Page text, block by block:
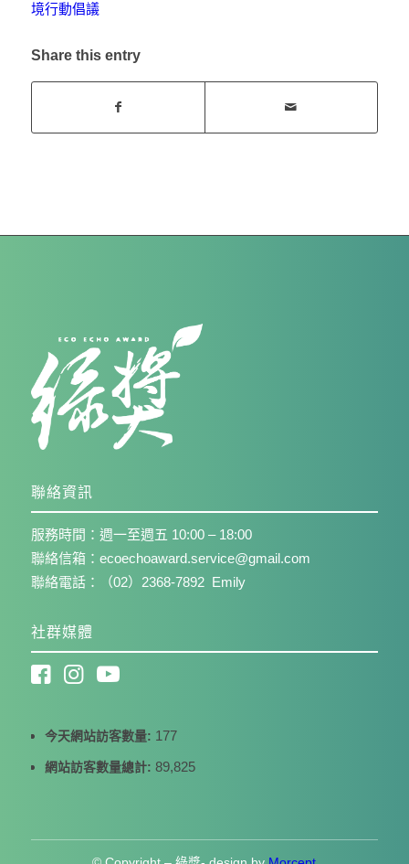
境行動倡議
Share this entry
聯絡資訊
服務時間：週一至週五 10:00 – 18:00
聯絡信箱：ecoechoaward.service@gmail.com
聯絡電話：（02）2368-7892 Emily
社群媒體
今天網站訪客數量: 177
網站訪客數量總計: 89,825